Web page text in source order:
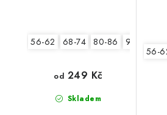
56-62 68-74 80-86 92-98
Skladem
od 249 Kč
56-